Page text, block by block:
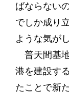
ばならない
でしか成り
ような気が
普天間基
港を建設す
たことで新